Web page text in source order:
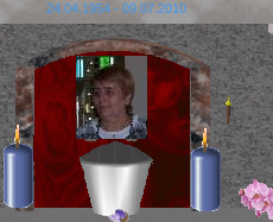
24.04.1954 - 09.07.2010